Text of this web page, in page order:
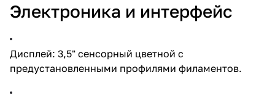
Электроника и интерфейс
Дисплей: 3,5" сенсорный цветной с
предустановленными профилями филаментов.